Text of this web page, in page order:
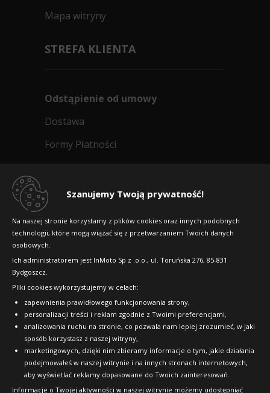
Szanujemy Twoją prywatność!
Na naszej stronie korzystamy z plików cookies oraz innych podobnych
technologii, które mogą wiązać się z przetwarzaniem Twoich danych
osobowych.
Ich administratorem jest InMoto Sp z .o.o., ul. Toruńska 276, 85-831
Bydgoszcz.
Pliki cookies wykorzystujemy w celach:
zapewnienia prawidłowego funkcjonowania strony,
personalizacji treści i reklam zgodnie z Twoimi preferencjami,
analizowania ruchu na stronie, co pozwala nam lepiej zrozumieć, w jaki
sposób korzystasz z naszej witryny,
marketingowych, dzięki nim zbieramy informacje o tym, jakie działania
podejmowałeś w naszej witrynie i na innych stronach internetowych,
aby wyświetlać reklamy dopasowane do Twoich zainteresowań.
Informacje o Twojej aktywności w naszej witrynie możemy udostępniać
Mapa witryny
STREFA KLIENTA
Odstąpienie od umowy
Dostawa
Formy Płatności
Dlaczego warto kupić w 24opony.pl
Raty
FAQ
OFICJALNY PARTNER